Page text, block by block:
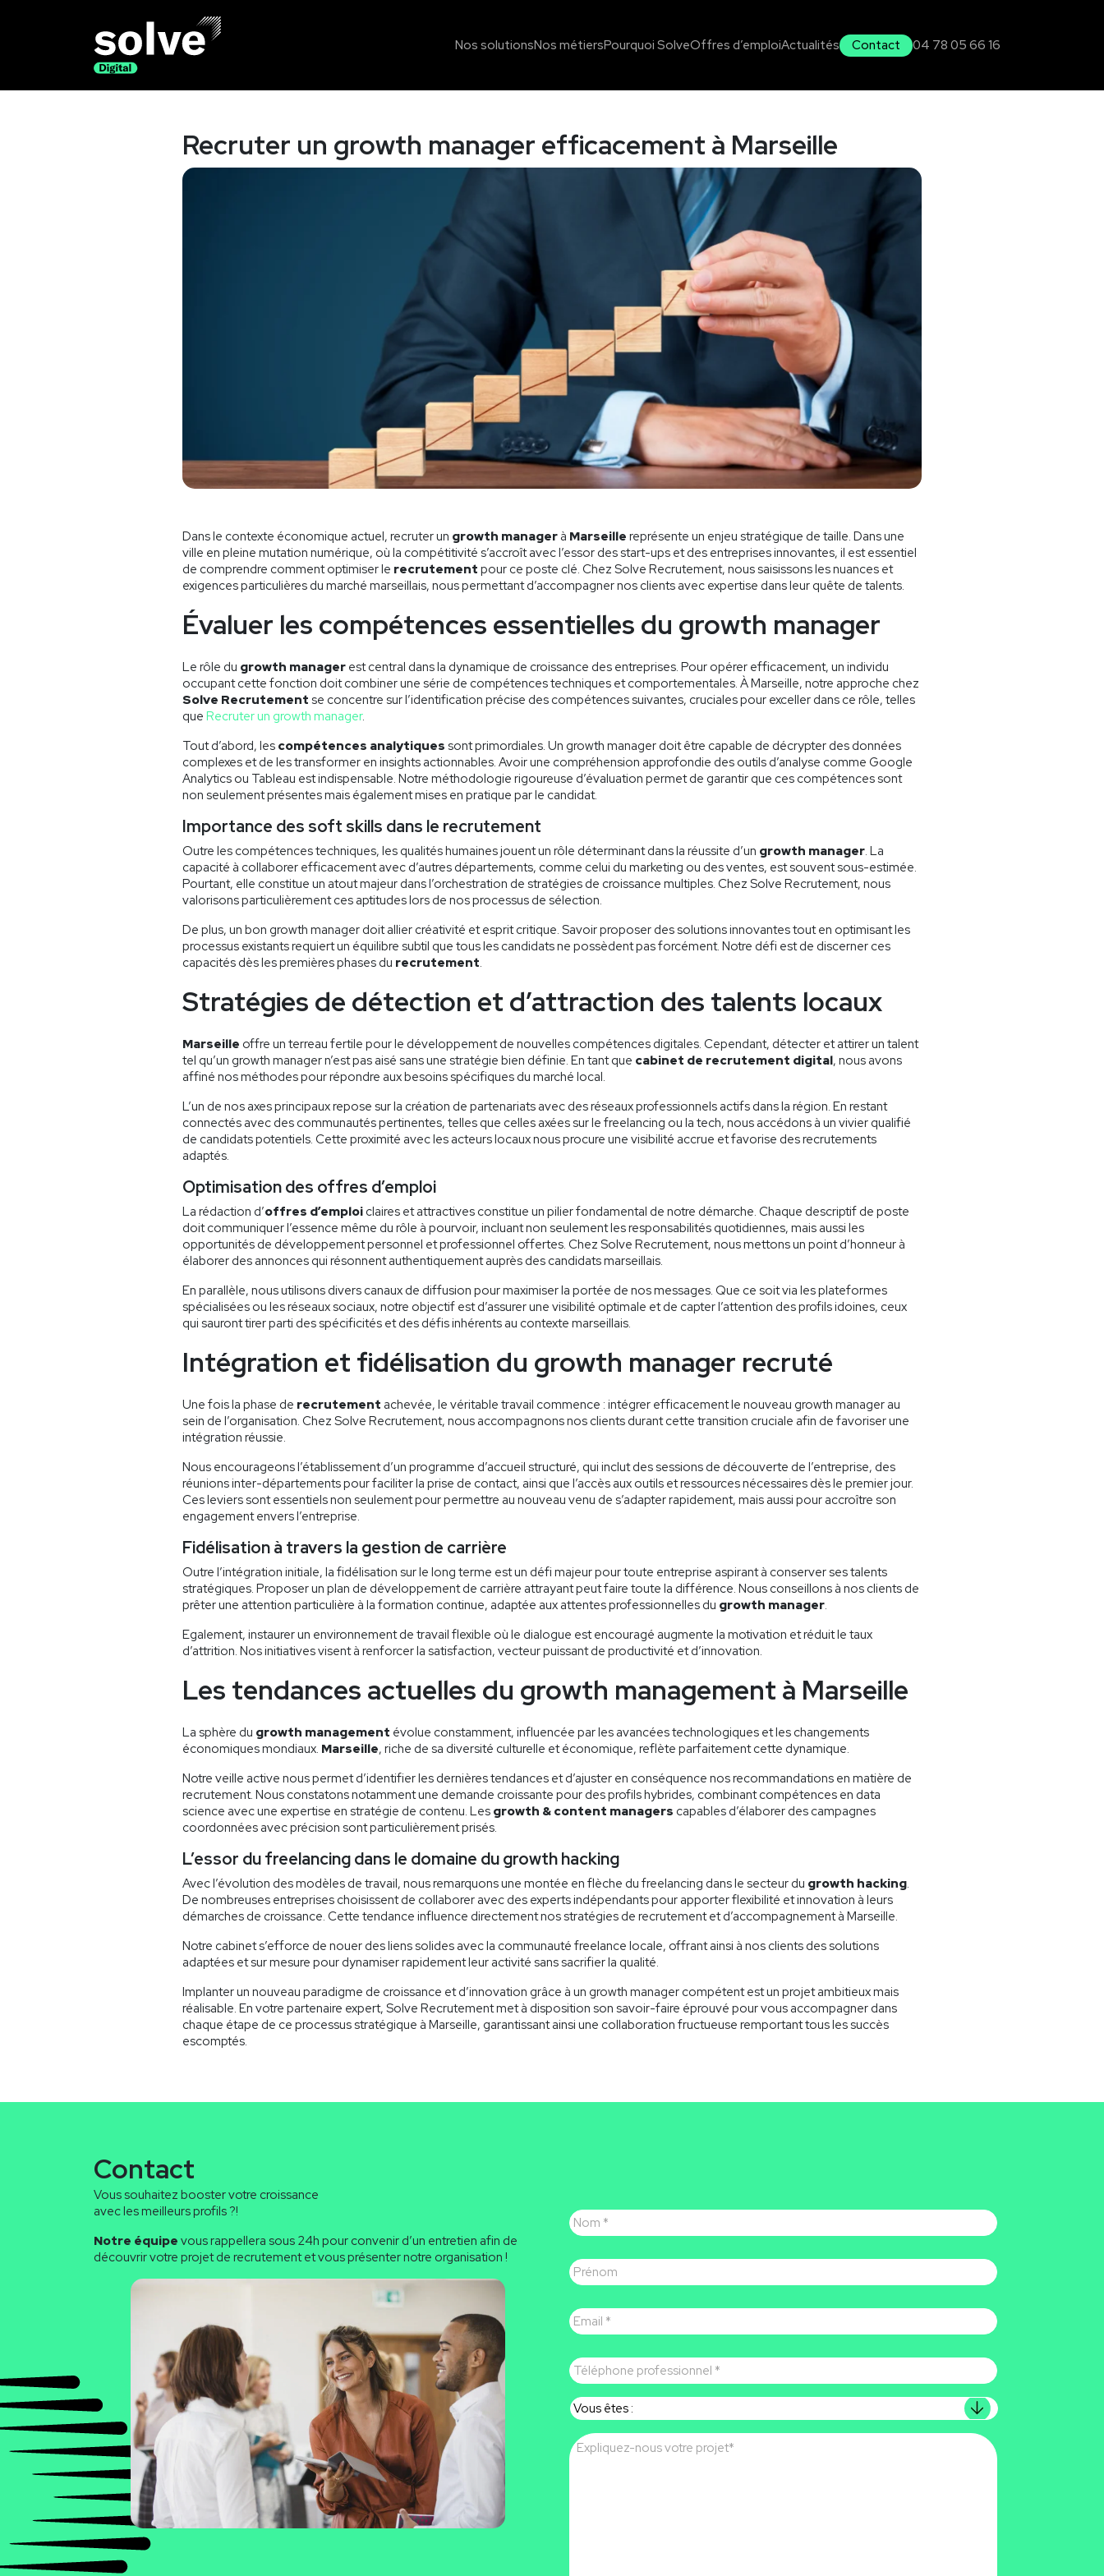
Nos solutionsNos métiersPourquoi SolveOffres d’emploiActualités Contact 04 78 05 66 16
Recruter un growth manager efficacement à Marseille
Dans le contexte économique actuel, recruter un growth manager à Marseille représente un enjeu stratégique de taille. Dans une
ville en pleine mutation numérique, où la compétitivité s’accroît avec l’essor des start-ups et des entreprises innovantes, il est essentiel
de comprendre comment optimiser le recrutement pour ce poste clé. Chez Solve Recrutement, nous saisissons les nuances et
exigences particulières du marché marseillais, nous permettant d’accompagner nos clients avec expertise dans leur quête de talents.
Évaluer les compétences essentielles du growth manager
Le rôle du growth manager est central dans la dynamique de croissance des entreprises. Pour opérer efficacement, un individu
occupant cette fonction doit combiner une série de compétences techniques et comportementales. À Marseille, notre approche chez
Solve Recrutement se concentre sur l’identification précise des compétences suivantes, cruciales pour exceller dans ce rôle, telles
que Recruter un growth manager.
Tout d’abord, les compétences analytiques sont primordiales. Un growth manager doit être capable de décrypter des données
complexes et de les transformer en insights actionnables. Avoir une compréhension approfondie des outils d’analyse comme Google
Analytics ou Tableau est indispensable. Notre méthodologie rigoureuse d’évaluation permet de garantir que ces compétences sont
non seulement présentes mais également mises en pratique par le candidat.
Importance des soft skills dans le recrutement
Outre les compétences techniques, les qualités humaines jouent un rôle déterminant dans la réussite d’un growth manager. La
capacité à collaborer efficacement avec d’autres départements, comme celui du marketing ou des ventes, est souvent sous-estimée.
Pourtant, elle constitue un atout majeur dans l’orchestration de stratégies de croissance multiples. Chez Solve Recrutement, nous
valorisons particulièrement ces aptitudes lors de nos processus de sélection.
De plus, un bon growth manager doit allier créativité et esprit critique. Savoir proposer des solutions innovantes tout en optimisant les
processus existants requiert un équilibre subtil que tous les candidats ne possèdent pas forcément. Notre défi est de discerner ces
capacités dès les premières phases du recrutement.
Stratégies de détection et d’attraction des talents locaux
Marseille offre un terreau fertile pour le développement de nouvelles compétences digitales. Cependant, détecter et attirer un talent
tel qu’un growth manager n’est pas aisé sans une stratégie bien définie. En tant que cabinet de recrutement digital, nous avons
affiné nos méthodes pour répondre aux besoins spécifiques du marché local.
L’un de nos axes principaux repose sur la création de partenariats avec des réseaux professionnels actifs dans la région. En restant
connectés avec des communautés pertinentes, telles que celles axées sur le freelancing ou la tech, nous accédons à un vivier qualifié
de candidats potentiels. Cette proximité avec les acteurs locaux nous procure une visibilité accrue et favorise des recrutements
adaptés.
Optimisation des offres d’emploi
La rédaction d’offres d’emploi claires et attractives constitue un pilier fondamental de notre démarche. Chaque descriptif de poste
doit communiquer l’essence même du rôle à pourvoir, incluant non seulement les responsabilités quotidiennes, mais aussi les
opportunités de développement personnel et professionnel offertes. Chez Solve Recrutement, nous mettons un point d’honneur à
élaborer des annonces qui résonnent authentiquement auprès des candidats marseillais.
En parallèle, nous utilisons divers canaux de diffusion pour maximiser la portée de nos messages. Que ce soit via les plateformes
spécialisées ou les réseaux sociaux, notre objectif est d’assurer une visibilité optimale et de capter l’attention des profils idoines, ceux
qui sauront tirer parti des spécificités et des défis inhérents au contexte marseillais.
Intégration et fidélisation du growth manager recruté
Une fois la phase de recrutement achevée, le véritable travail commence : intégrer efficacement le nouveau growth manager au
sein de l’organisation. Chez Solve Recrutement, nous accompagnons nos clients durant cette transition cruciale afin de favoriser une
intégration réussie.
Nous encourageons l’établissement d’un programme d’accueil structuré, qui inclut des sessions de découverte de l’entreprise, des
réunions inter-départements pour faciliter la prise de contact, ainsi que l’accès aux outils et ressources nécessaires dès le premier jour.
Ces leviers sont essentiels non seulement pour permettre au nouveau venu de s’adapter rapidement, mais aussi pour accroître son
engagement envers l’entreprise.
Fidélisation à travers la gestion de carrière
Outre l’intégration initiale, la fidélisation sur le long terme est un défi majeur pour toute entreprise aspirant à conserver ses talents
stratégiques. Proposer un plan de développement de carrière attrayant peut faire toute la différence. Nous conseillons à nos clients de
prêter une attention particulière à la formation continue, adaptée aux attentes professionnelles du growth manager.
Egalement, instaurer un environnement de travail flexible où le dialogue est encouragé augmente la motivation et réduit le taux
d’attrition. Nos initiatives visent à renforcer la satisfaction, vecteur puissant de productivité et d’innovation.
Les tendances actuelles du growth management à Marseille
La sphère du growth management évolue constamment, influencée par les avancées technologiques et les changements
économiques mondiaux. Marseille, riche de sa diversité culturelle et économique, reflète parfaitement cette dynamique.
Notre veille active nous permet d’identifier les dernières tendances et d’ajuster en conséquence nos recommandations en matière de
recrutement. Nous constatons notamment une demande croissante pour des profils hybrides, combinant compétences en data
science avec une expertise en stratégie de contenu. Les growth & content managers capables d’élaborer des campagnes
coordonnées avec précision sont particulièrement prisés.
L’essor du freelancing dans le domaine du growth hacking
Avec l’évolution des modèles de travail, nous remarquons une montée en flèche du freelancing dans le secteur du growth hacking.
De nombreuses entreprises choisissent de collaborer avec des experts indépendants pour apporter flexibilité et innovation à leurs
démarches de croissance. Cette tendance influence directement nos stratégies de recrutement et d’accompagnement à Marseille.
Notre cabinet s’efforce de nouer des liens solides avec la communauté freelance locale, offrant ainsi à nos clients des solutions
adaptées et sur mesure pour dynamiser rapidement leur activité sans sacrifier la qualité.
Implanter un nouveau paradigme de croissance et d’innovation grâce à un growth manager compétent est un projet ambitieux mais
réalisable. En votre partenaire expert, Solve Recrutement met à disposition son savoir-faire éprouvé pour vous accompagner dans
chaque étape de ce processus stratégique à Marseille, garantissant ainsi une collaboration fructueuse remportant tous les succès
escomptés.
Contact
Vous souhaitez booster votre croissance
avec les meilleurs profils ?!
Notre équipe vous rappellera sous 24h pour convenir d’un entretien afin de
découvrir votre projet de recrutement et vous présenter notre organisation !
Nom *
Prénom
E-
mail *
Téléphone
professionnel *
Vous
êtes
Message